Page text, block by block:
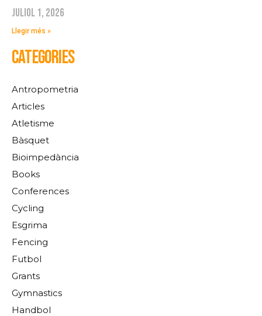
juliol 1, 2026
Llegir més »
CATEGORIES
Antropometria
Articles
Atletisme
Bàsquet
Bioimpedància
Books
Conferences
Cycling
Esgrima
Fencing
Futbol
Grants
Gymnastics
Handbol